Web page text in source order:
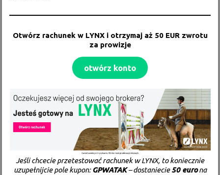
Otwórz rachunek w LYNXi otrzymaj aż 50 EUR zwrotu
za prowizje
otwórz konto
Jeśli chcecie przetestować rachunek w LYNX, to koniecznie
uzupełnijcie pole kupon:GPWATAK– dostaniecie50 eurona